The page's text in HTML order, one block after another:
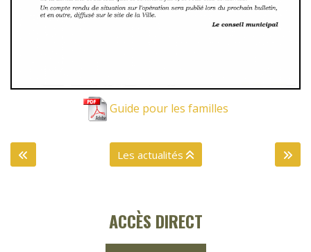
Guide pour les familles
Les actualités
ACCÈS DIRECT